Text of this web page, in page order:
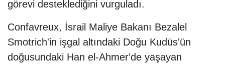
görevi desteklediğini vurguladı.
Confavreux, İsrail Maliye Bakanı Bezalel
Smotrich'in işgal altındaki Doğu Kudüs'ün
doğusundaki Han el-Ahmer'de yaşayan